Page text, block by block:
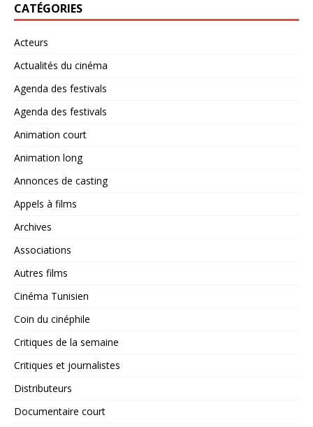
CATÉGORIES
Acteurs
Actualités du cinéma
Agenda des festivals
Agenda des festivals
Animation court
Animation long
Annonces de casting
Appels à films
Archives
Associations
Autres films
Cinéma Tunisien
Coin du cinéphile
Critiques de la semaine
Critiques et journalistes
Distributeurs
Documentaire court